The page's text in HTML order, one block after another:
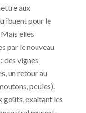
aux
pour le
elles
par le nouveau
des vignes
un retour au
poules).
goûts, exaltant les